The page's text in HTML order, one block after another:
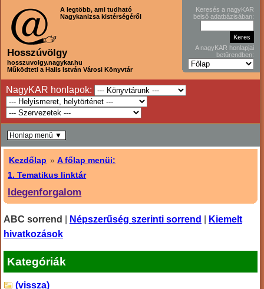
A legtöbb, ami tudható
Nagykanizsa kistérségéről
Hosszúvölgy
hosszuvolgy.nagykar.hu
Működteti a Halis István Városi Könyvtár
Keresés a nagyKAR
belső adatbázisában:
A nagyKAR honlapjai
betűrendben:
NagyKAR honlapok:
Kezdőlap »A főlap menüi:
1. Tematikus linktár
Idegenforgalom
ABC sorrend Népszerűség szerinti sorrend
Kiemelt
hivatkozások
Kategóriák
(vissza)
Honlap menü ▼